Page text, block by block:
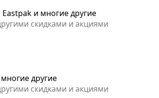
и многие другие
скидками и акциями
другие
скидками и акциями